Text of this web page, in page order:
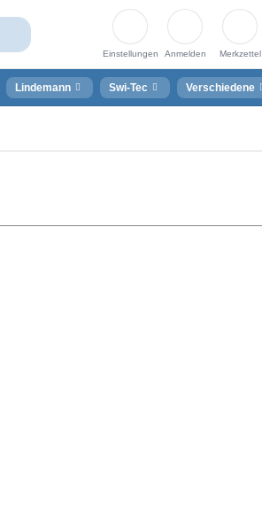
Einstellungen Anmelden Merkzettel
Lindemann Swi-Tec Verschiedene